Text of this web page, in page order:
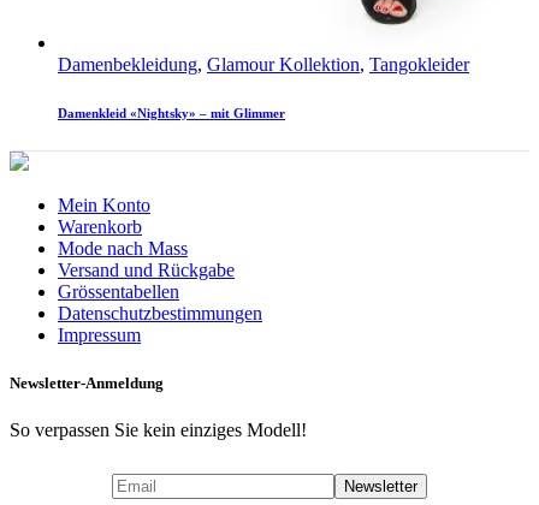
Damenbekleidung, Glamour Kollektion, Tangokleider
Damenkleid «Nightsky» – mit Glimmer
Mein Konto
Warenkorb
Mode nach Mass
Versand und Rückgabe
Grössentabellen
Datenschutzbestimmungen
Impressum
Newsletter-Anmeldung
So verpassen Sie kein einziges Modell!